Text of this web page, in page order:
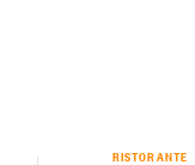
RISTORANTE